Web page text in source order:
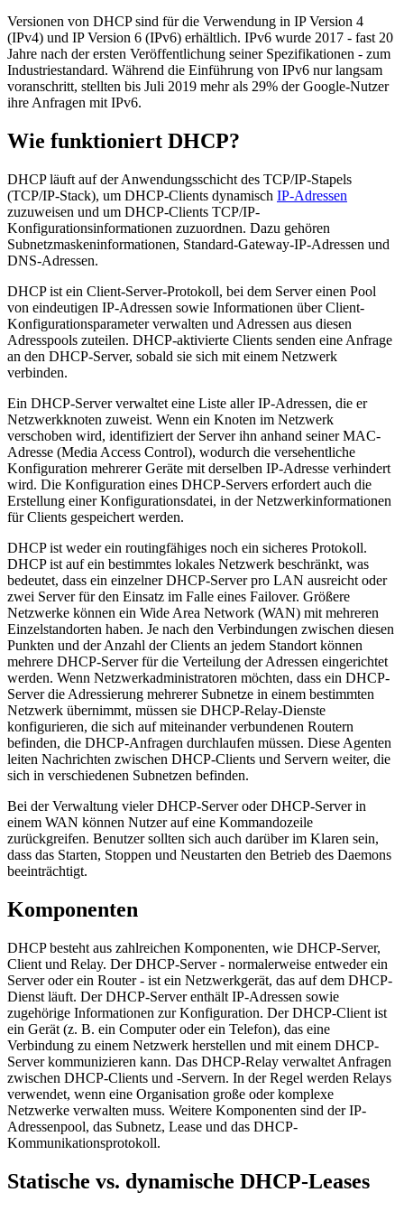
Versionen von DHCP sind für die Verwendung in IP Version 4
(IPv4) und IP Version 6 (IPv6) erhältlich. IPv6 wurde 2017 - fast 20
Jahre nach der ersten Veröffentlichung seiner Spezifikationen - zum
Industriestandard. Während die Einführung von IPv6 nur langsam
voranschritt, stellten bis Juli 2019 mehr als 29% der Google-Nutzer
ihre Anfragen mit IPv6.
Wie funktioniert DHCP?
DHCP läuft auf der Anwendungsschicht des TCP/IP-Stapels
(TCP/IP-Stack), um DHCP-Clients dynamisch IP-Adressen
zuzuweisen und um DHCP-Clients TCP/IP-
Konfigurationsinformationen zuzuordnen. Dazu gehören
Subnetzmaskeninformationen, Standard-Gateway-IP-Adressen und
DNS-Adressen.
DHCP ist ein Client-Server-Protokoll, bei dem Server einen Pool
von eindeutigen IP-Adressen sowie Informationen über Client-
Konfigurationsparameter verwalten und Adressen aus diesen
Adresspools zuteilen. DHCP-aktivierte Clients senden eine Anfrage
an den DHCP-Server, sobald sie sich mit einem Netzwerk
verbinden.
Ein DHCP-Server verwaltet eine Liste aller IP-Adressen, die er
Netzwerkknoten zuweist. Wenn ein Knoten im Netzwerk
verschoben wird, identifiziert der Server ihn anhand seiner MAC-
Adresse (Media Access Control), wodurch die versehentliche
Konfiguration mehrerer Geräte mit derselben IP-Adresse verhindert
wird. Die Konfiguration eines DHCP-Servers erfordert auch die
Erstellung einer Konfigurationsdatei, in der Netzwerkinformationen
für Clients gespeichert werden.
DHCP ist weder ein routingfähiges noch ein sicheres Protokoll.
DHCP ist auf ein bestimmtes lokales Netzwerk beschränkt, was
bedeutet, dass ein einzelner DHCP-Server pro LAN ausreicht oder
zwei Server für den Einsatz im Falle eines Failover. Größere
Netzwerke können ein Wide Area Network (WAN) mit mehreren
Einzelstandorten haben. Je nach den Verbindungen zwischen diesen
Punkten und der Anzahl der Clients an jedem Standort können
mehrere DHCP-Server für die Verteilung der Adressen eingerichtet
werden. Wenn Netzwerkadministratoren möchten, dass ein DHCP-
Server die Adressierung mehrerer Subnetze in einem bestimmten
Netzwerk übernimmt, müssen sie DHCP-Relay-Dienste
konfigurieren, die sich auf miteinander verbundenen Routern
befinden, die DHCP-Anfragen durchlaufen müssen. Diese Agenten
leiten Nachrichten zwischen DHCP-Clients und Servern weiter, die
sich in verschiedenen Subnetzen befinden.
Bei der Verwaltung vieler DHCP-Server oder DHCP-Server in
einem WAN können Nutzer auf eine Kommandozeile
zurückgreifen. Benutzer sollten sich auch darüber im Klaren sein,
dass das Starten, Stoppen und Neustarten den Betrieb des Daemons
beeinträchtigt.
Komponenten
DHCP besteht aus zahlreichen Komponenten, wie DHCP-Server,
Client und Relay. Der DHCP-Server - normalerweise entweder ein
Server oder ein Router - ist ein Netzwerkgerät, das auf dem DHCP-
Dienst läuft. Der DHCP-Server enthält IP-Adressen sowie
zugehörige Informationen zur Konfiguration. Der DHCP-Client ist
ein Gerät (z. B. ein Computer oder ein Telefon), das eine
Verbindung zu einem Netzwerk herstellen und mit einem DHCP-
Server kommunizieren kann. Das DHCP-Relay verwaltet Anfragen
zwischen DHCP-Clients und -Servern. In der Regel werden Relays
verwendet, wenn eine Organisation große oder komplexe
Netzwerke verwalten muss. Weitere Komponenten sind der IP-
Adressenpool, das Subnetz, Lease und das DHCP-
Kommunikationsprotokoll.
Statische vs. dynamische DHCP-Leases